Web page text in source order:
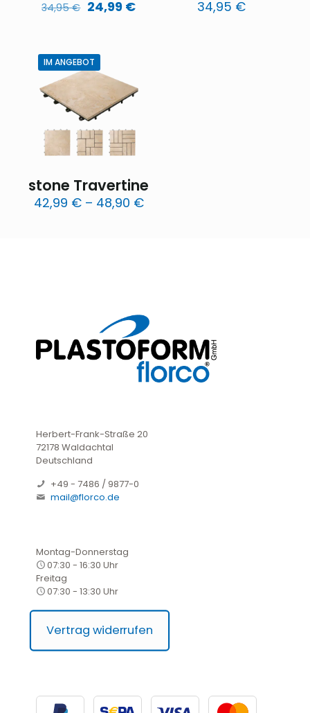
34,95€ Ursprünglicher
24,99 €Aktueller 34,95 €
IM ANGEBOT
stone Travertine
42,99 € – 48,90 €Preisspanne:
Herbert-Frank-Straße 20
72178 Waldachtal
Deutschland
+49 - 7486 / 9877-0
mail@florco.de
Montag-Donnerstag
07:30 - 16:30 Uhr
Freitag
07:30 - 13:30 Uhr
Vertrag widerrufen